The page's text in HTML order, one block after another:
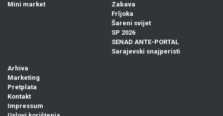
Mini market
Zabava
Frljoka
Šareni svijet
SP 2026
SENAD ANTE-PORTAL
Sarajevski snajperisti
Arhiva
Marketing
Pretplata
Kontakt
Impressum